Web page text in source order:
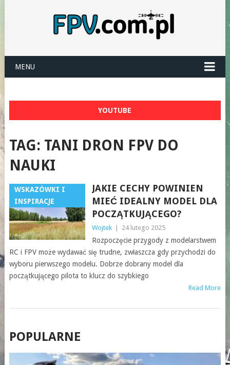
MENU
YOUTUBE
TAG: TANI DRON FPV DO
NAUKI
WSKAZÓWKI I
INSPIRACJE
JAKIE CECHY POWINIEN
MIEĆ IDEALNY MODEL DLA
POCZĄTKUJĄCEGO?
Wojtek 24 lutego 2025
Rozpoczęcie przygody z modelarstwem
RC i FPV może wydawać się trudne, zwłaszcza gdy przychodzi do
wyboru pierwszego modelu. Dobrze dobrany model dla
początkującego pilota to klucz do szybkiego
Read More
POSTS
NAVIGATION
POPULARNE